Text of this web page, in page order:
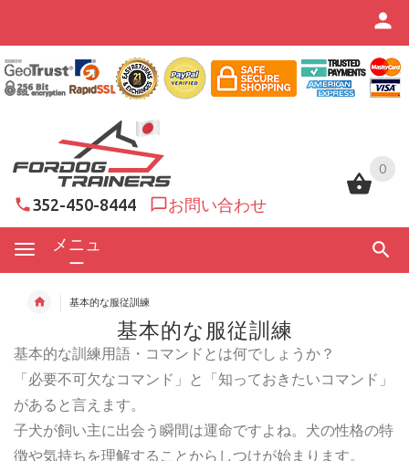
0
352-450-8444 お問い合わせ
メニュ
ー
0
基本的な服従訓練
基本的な服従訓練
基本的な訓練用語・コマンドとは何でしょうか？
「必要不可欠なコマンド」と「知っておきたいコマンド」
があると言えます。
子犬が飼い主に出会う瞬間は運命ですよね。犬の性格の特
徴や気持ちを理解することからしつけが始まります。